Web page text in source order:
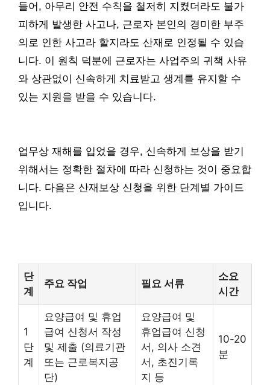
들어, 아무리 안전 수칙을 철저히 지켰더라도 불가
피하게 발생한 사고나, 근로자 본인의 경미한 부주
의로 인한 사고라 할지라도 산재로 인정될 수 있습
니다. 이 원칙 덕분에 근로자는 사업주의 귀책 사유
와 상관없이 신속하게 치료받고 생계를 유지할 수
있는 지원을 받을 수 있습니다.
업무상 재해를 입었을 경우, 신속하게 보상을 받기
위해서는 정확한 절차에 따라 신청하는 것이 중요합
니다. 다음은 산재보상 신청을 위한 단계별 가이드
입니다.
단
계
주요 작업 필요 서류
소요
시간
1
단
계
요양급여 및 휴업
급여 신청서 작성
및 제출 (의료기관
또는 근로복지공
단)
요양급여 및
휴업급여 신청
서, 의사 소견
서, 초진기록
지 등
10-20
분